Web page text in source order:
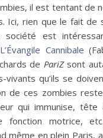
il est tentant de
Ici, rien que le fait de
est
L’Évangile Cannibale
de PariZsont
vivants qu’ils se
de ces zombies
qui immunise, tête
fonction motrice,
même en plein Paris,